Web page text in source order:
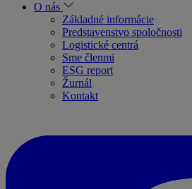
O nás
Základné informácie
Predstavenstvo spoločnosti
Logistické centrá
Sme členmi
ESG report
Žurnál
Kontakt